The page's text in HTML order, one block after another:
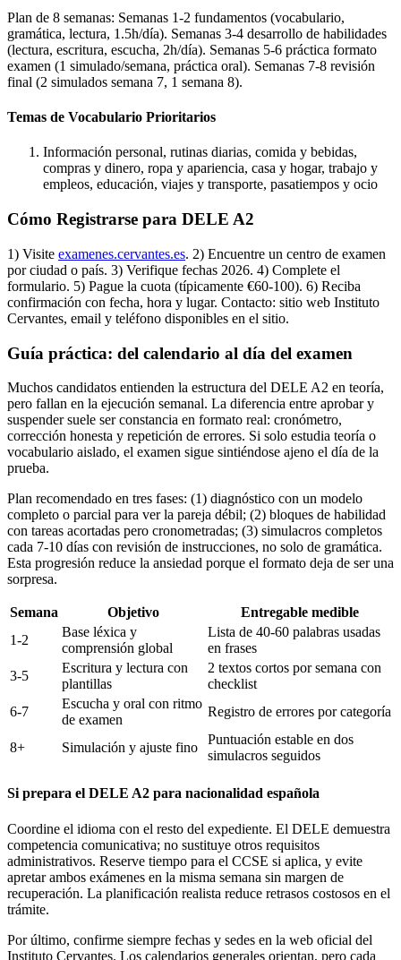
Plan de 8 semanas: Semanas 1-2 fundamentos (vocabulario,
gramática, lectura, 1.5h/día). Semanas 3-4 desarrollo de habilidades
(lectura, escritura, escucha, 2h/día). Semanas 5-6 práctica formato
examen (1 simulado/semana, práctica oral). Semanas 7-8 revisión
final (2 simulados semana 7, 1 semana 8).
Temas de Vocabulario Prioritarios
Información personal, rutinas diarias, comida y bebidas,
compras y dinero, ropa y apariencia, casa y hogar, trabajo y
empleos, educación, viajes y transporte, pasatiempos y ocio
Cómo Registrarse para DELE A2
1) Visite examenes.cervantes.es. 2) Encuentre un centro de examen
por ciudad o país. 3) Verifique fechas 2026. 4) Complete el
formulario. 5) Pague la cuota (típicamente €60-100). 6) Reciba
confirmación con fecha, hora y lugar. Contacto: sitio web Instituto
Cervantes, email y teléfono disponibles en el sitio.
Guía práctica: del calendario al día del examen
Muchos candidatos entienden la estructura del DELE A2 en teoría,
pero fallan en la ejecución semanal. La diferencia entre aprobar y
suspender suele ser constancia en formato real: cronómetro,
corrección honesta y repetición de errores. Si solo estudia teoría o
vocabulario aislado, el examen sigue sintiéndose ajeno el día de la
prueba.
Plan recomendado en tres fases: (1) diagnóstico con un modelo
completo o parcial para ver la pareja débil; (2) bloques de habilidad
con tareas acortadas pero cronometradas; (3) simulacros completos
cada 7-10 días con revisión de instrucciones, no solo de gramática.
Esta progresión reduce la ansiedad porque el formato deja de ser una
sorpresa.
Semana Objetivo
Entregable medible
1-2
Base léxica y
comprensión global
Lista de 40-60 palabras usadas
en frases
3-5
Escritura y lectura con
plantillas
2 textos cortos por semana con
checklist
6-7
Escucha y oral con ritmo
de examen
Registro de errores por categoría
8+ Simulación y ajuste fino
Puntuación estable en dos
simulacros seguidos
Si prepara el DELE A2 para nacionalidad española
Coordine el idioma con el resto del expediente. El DELE demuestra
competencia comunicativa; no sustituye otros requisitos
administrativos. Reserve tiempo para el CCSE si aplica, y evite
apretar ambos exámenes en la misma semana sin margen de
recuperación. La planificación realista reduce retrasos costosos en el
trámite.
Por último, confirme siempre fechas y sedes en la web oficial del
Instituto Cervantes. Los calendarios generales orientan, pero cada